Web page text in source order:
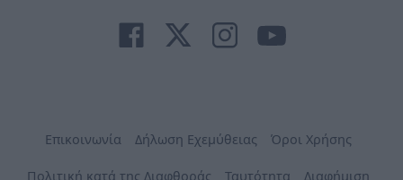
Επικοινωνία Δήλωση Εχεμύθειας Όροι Χρήσης
Πολιτική κατά της Διαφθοράς Ταυτότητα Διαφήμιση